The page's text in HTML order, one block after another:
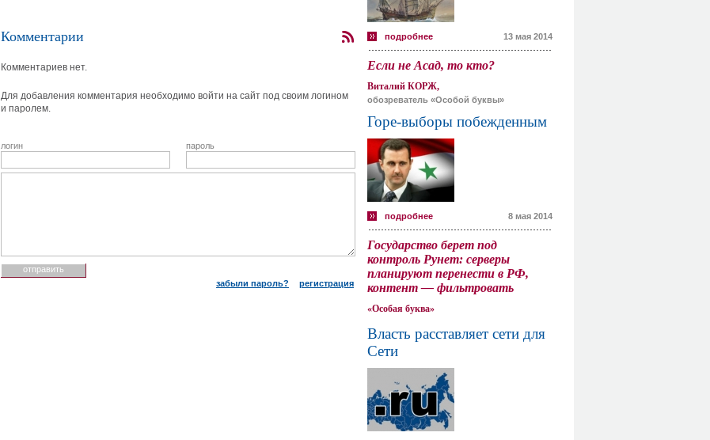
Комментарии
Комментариев нет.
Для добавления комментария необходимо войти на сайт под своим логином
и паролем.
логин пароль
забыли пароль? регистрация
подробнее 13 мая 2014
Если не Асад, то кто?
Виталий КОРЖ,
обозреватель «Особой буквы»
Горе-выборы побежденным
подробнее 8 мая 2014
Государство берет под
контроль Рунет: серверы
планируют перенести в РФ,
контент — фильтровать
«Особая буква»
Власть расставляет сети для
Сети